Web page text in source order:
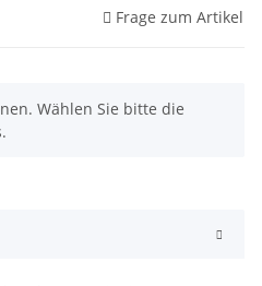
Frage zum Artikel
Wählen Sie bitte die